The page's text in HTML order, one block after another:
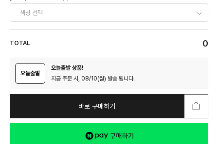
TOTAL 0
오늘출발
오늘출발 상품!
지금 주문 시, 08/10(월) 발송 됩니다.
바로 구매하기